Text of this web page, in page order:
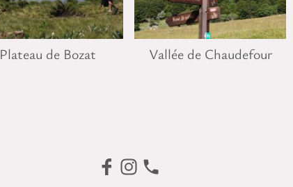
Plateau de Bozat Vallée de Chaudefour